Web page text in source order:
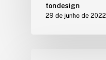
tondesign
29 de junho de 2022